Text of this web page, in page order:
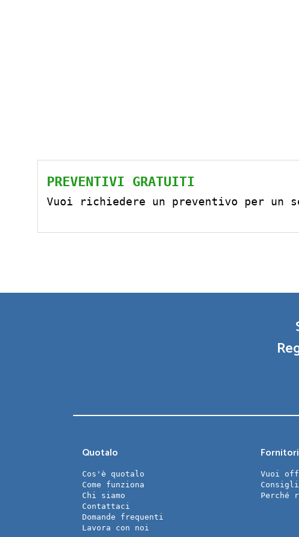
PREVENTIVI GRATUITI
Vuoi richiedere un preventivo per un
Quotalo
Cos'è quotalo
Come funziona
Chi siamo
Contattaci
Domande frequenti
Lavora con noi
Vuoi
Perché